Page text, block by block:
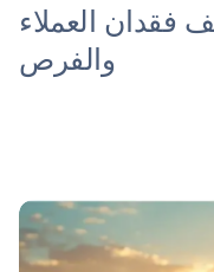
فقدان العملاء
والفرص